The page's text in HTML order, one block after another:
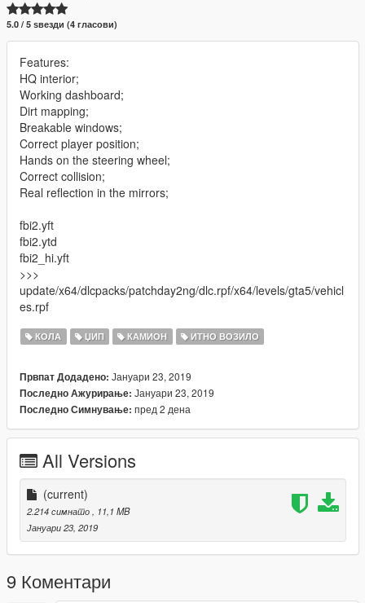
5.0 / 5 ѕвезди (4 гласови)
Features:
HQ interior;
Working dashboard;
Dirt mapping;
Breakable windows;
Correct player position;
Hands on the steering wheel;
Correct collision;
Real reflection in the mirrors;
fbi2.yft
fbi2.ytd
fbi2_hi.yft
>>>
update/x64/dlcpacks/patchday2ng/dlc.rpf/x64/levels/gta5/vehicl
es.rpf
КОЛА ЏИП КАМИОН ИТНО ВОЗИЛО
Првпат Додадено: Јануари 23, 2019
Последно Ажурирање: Јануари 23, 2019
Последно Симнување: пред 2 дена
All Versions
(current)
2.214 симнато
, 11,1 MB
Јануари 23, 2019
9 Коментари